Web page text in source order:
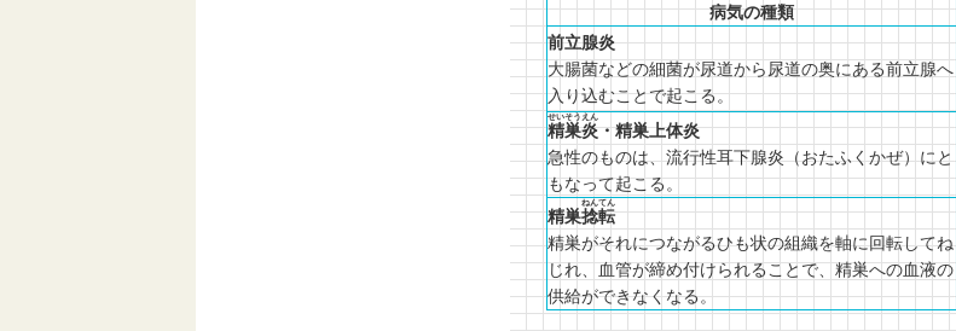
病気の種類
前立腺炎
大腸菌などの細菌が尿道から尿道の奥にある前立腺へ
入り込むことで起こる。
精巣炎
せいそうえん
・精巣上体炎
急性のものは、流行性耳下腺炎（おたふくかぜ）にと
もなって起こる。
精巣捻転
ねんてん
精巣がそれにつながるひも状の組織を軸に回転してね
じれ、血管が締め付けられることで、精巣への血液の
供給ができなくなる。